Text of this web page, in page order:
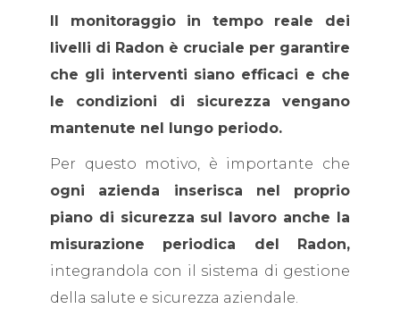
Il monitoraggio in tempo reale dei
livelli di Radon è cruciale per garantire
che gli interventi siano efficaci e che
le condizioni di sicurezza vengano
mantenute nel lungo periodo.
Per questo motivo, è importante che
ogni azienda inserisca nel proprio
piano di sicurezza sul lavoro anche la
misurazione periodica del Radon,
integrandola con il sistema di gestione
della salute e sicurezza aziendale.